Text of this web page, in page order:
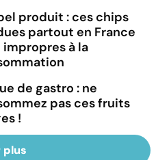
produit : ces chips
partout en France
à la
de gastro : ne
pas ces fruits
!
plus